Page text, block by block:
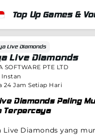
Top Up Games &
Live Diamonds
Live Diamonds
SOFTWARE PTE LTD
Instan
24 Jam Setiap Hari
Diamonds Paling
Terpercaya
Live Diamonds yang